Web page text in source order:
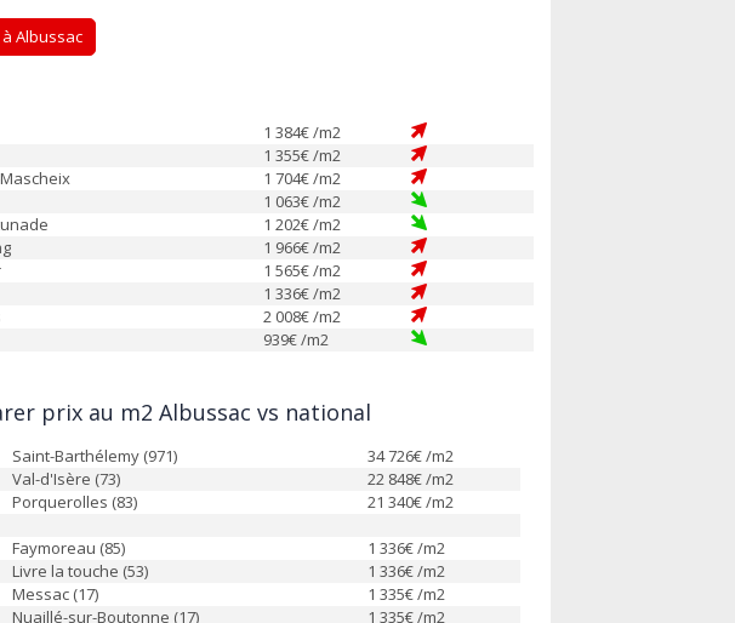
Albussac
1 384€ /m2
1 355€ /m2
1 704€ /m2
1 063€ /m2
1 202€ /m2
1 966€ /m2
1 565€ /m2
1 336€ /m2
2 008€ /m2
939€ /m2
prix au m2 Albussac vs national
Saint-Barthélemy (971) 34 726€ /m2
Val-d'Isère (73) 22 848€ /m2
Porquerolles (83) 21 340€ /m2
Faymoreau (85) 1 336€ /m2
Livre la touche (53) 1 336€ /m2
Messac (17) 1 335€ /m2
Nuaillé-sur-Boutonne (17) 1 335€ /m2